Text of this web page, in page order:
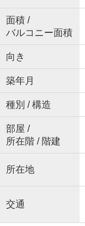
面積 /
バルコニー面積
向き
築年月
種別 / 構造
部屋 /
所在階 / 階建
所在地
交通